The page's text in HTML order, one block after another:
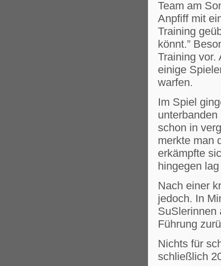
Team am
Anpfiff mit
Training
könnt.”
Training vor.
einige
warfen.
Im Spiel
schon in
merkte man
erkämpfte
hingegen
Nach einer
jedoch. In
SuSlerinnen
Führung
Nichts für
schließlich